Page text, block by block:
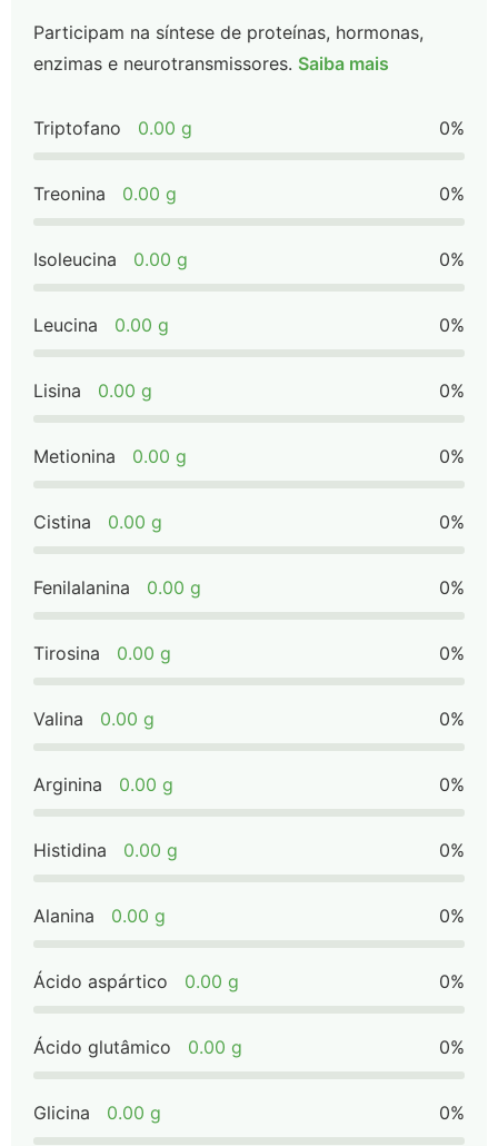
Participam na síntese de proteínas, hormonas,
enzimas e neurotransmissores. Saiba mais
Triptofano 0.00 g 0%
Treonina 0.00 g 0%
Isoleucina 0.00 g 0%
Leucina 0.00 g 0%
Lisina 0.00 g 0%
Metionina 0.00 g 0%
Cistina 0.00 g 0%
Fenilalanina 0.00 g 0%
Tirosina 0.00 g 0%
Valina 0.00 g 0%
Arginina 0.00 g 0%
Histidina 0.00 g 0%
Alanina 0.00 g 0%
Ácido aspártico 0.00 g 0%
Ácido glutâmico 0.00 g 0%
Glicina 0.00 g 0%